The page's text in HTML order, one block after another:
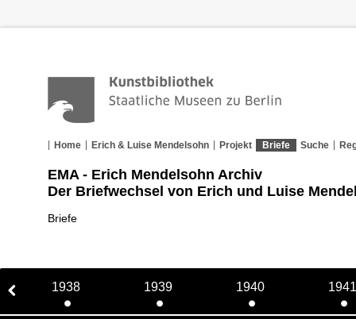
Home Erich & Luise Mendelsohn Projekt Briefe Suche
EMA - Erich Mendelsohn Archiv
Der Briefwechsel von Erich und Luise
Briefe
1938 1939 1940 1941